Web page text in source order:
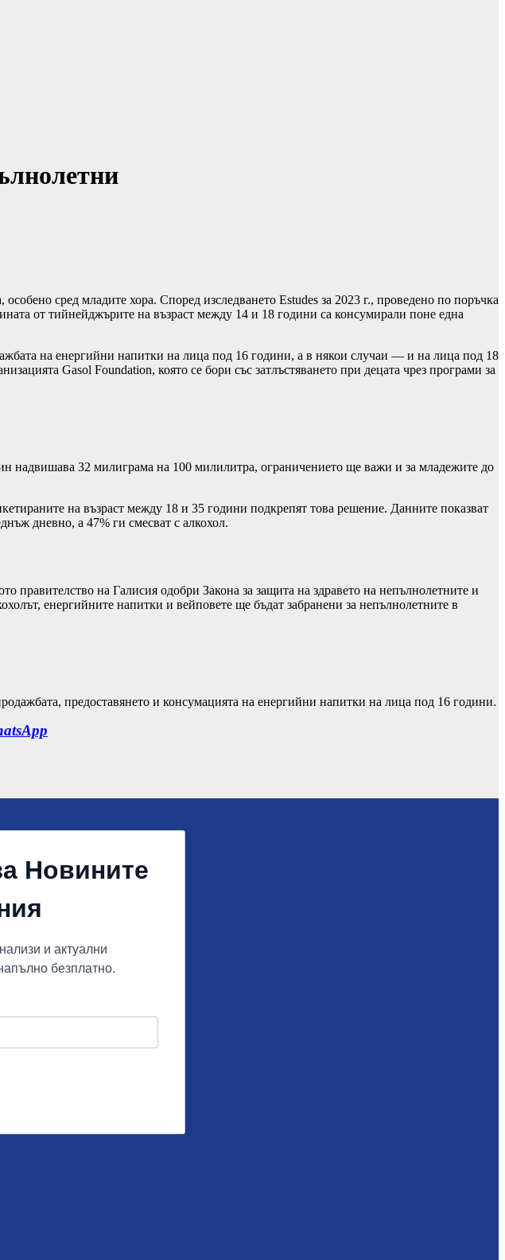
сред младите хора. Според изследването Estudes за 2023 г., проведено по поръчка
от тийнейджърите на възраст между 14 и 18 години са консумирали поне една
на енергийни напитки на лица под 16 години, а в някои случаи — и на лица под 18
Gasol Foundation, която се бори със затлъстяването при децата чрез програми за
надвишава 32 милиграма на 100 милилитра, ограничението ще важи и за младежите до
на възраст между 18 и 35 години подкрепят това решение. Данните показват
дневно, а 47% ги смесват с алкохол.
на Галисия одобри Закона за защита на здравето на непълнолетните и
енергийните напитки и вейповете ще бъдат забранени за непълнолетните в
предоставянето и консумацията на енергийни напитки на лица под 16 години.